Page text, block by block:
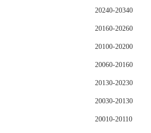
20240-20340
20160-20260
20100-20200
20060-20160
20130-20230
20030-20130
20010-20110